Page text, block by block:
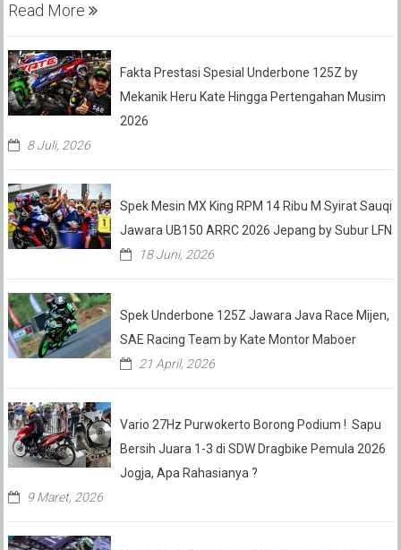
Read More
Fakta Prestasi Spesial Underbone 125Z by
Mekanik Heru Kate Hingga Pertengahan Musim
2026
8 Juli, 2026
Spek Mesin MX King RPM 14 Ribu M Syirat Sauqi
Jawara UB150 ARRC 2026 Jepang by Subur LFN
18 Juni, 2026
Spek Underbone 125Z Jawara Java Race Mijen,
SAE Racing Team by Kate Montor Maboer
21 April, 2026
Vario 27Hz Purwokerto Borong Podium ! Sapu
Bersih Juara 1-3 di SDW Dragbike Pemula 2026
Jogja, Apa Rahasianya ?
9 Maret, 2026